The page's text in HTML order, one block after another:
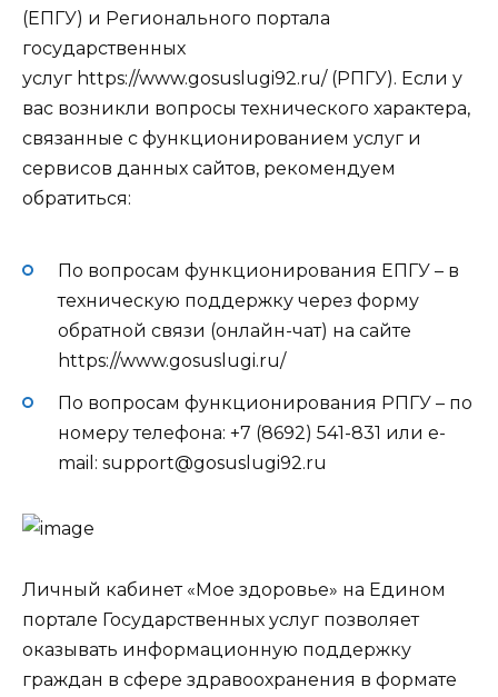
(ЕПГУ) и Регионального портала
государственных
услуг https://www.gosuslugi92.ru/ (РПГУ). Если у
вас возникли вопросы технического характера,
связанные с функционированием услуг и
сервисов данных сайтов, рекомендуем
обратиться:
По вопросам функционирования ЕПГУ – в
техническую поддержку через форму
обратной связи (онлайн-чат) на сайте
https://www.gosuslugi.ru/
По вопросам функционирования РПГУ – по
номеру телефона: +7 (8692) 541-831 или e-
mail: support@gosuslugi92.ru
Личный кабинет «Мое здоровье» на Едином
портале Государственных услуг позволяет
оказывать информационную поддержку
граждан в сфере здравоохранения в формате